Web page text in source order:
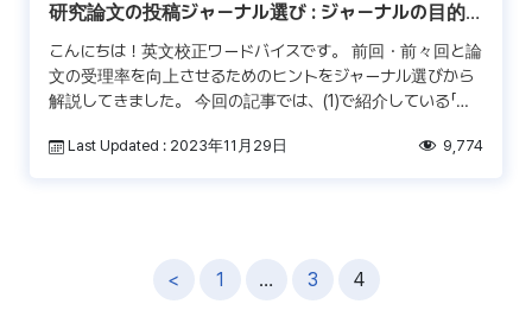
研究論文の投稿ジャーナル選び : ジャーナルの目的と
テーマを確認すること
こんにちは！英文校正ワードバイスです。 前回・前々回と論
文の受理率を向上させるためのヒントをジャーナル選びから
解説してきました。 今回の記事では、(1)で紹介している「論
Last Updated : 2023年11月29日 9,774
< 1 … 3 4